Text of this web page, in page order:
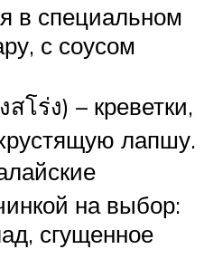
в специальном
с соусом
สโร่ง) – креветки,
лапшу.
на выбор:
сгущенное